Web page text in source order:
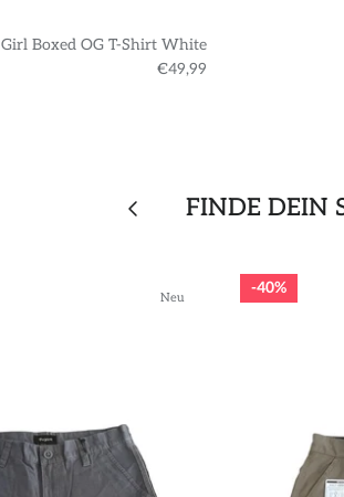
Girl Boxed OG T-Shirt White
€49,99
FINDE DEIN
Neu
40%